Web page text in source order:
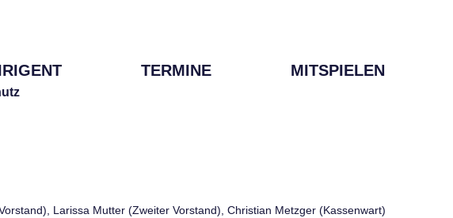
TERMINE MITSPIELEN
Larissa Mutter (Zweiter Vorstand), Christian Metzger (Kassenwart)